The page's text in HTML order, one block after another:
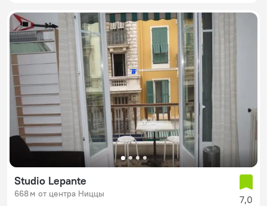
Studio Lepante
668 м от центра Ниццы 7,0
2
3
4
5
77